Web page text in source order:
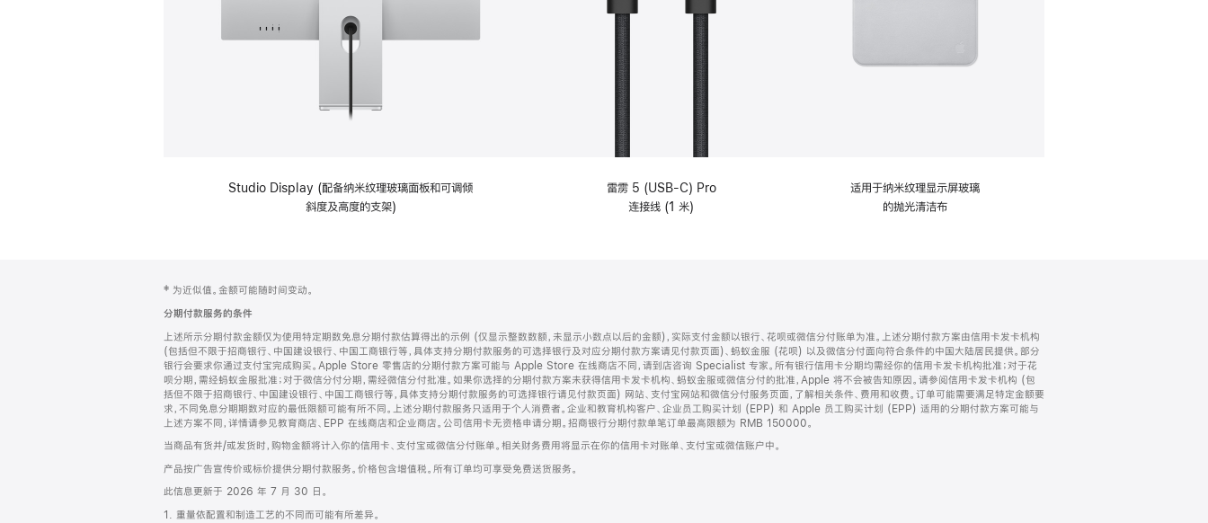
Studio Display (配备纳米纹理玻璃面板和可调倾
斜度及高度的支架)
雷雳 5 (USB-C) Pro
连接线 (1 米)
适用于纳米纹理显示屏玻璃
的抛光清洁布
页
脚
注
‡ 为近似值。金额可能随时间变动。
分期付款服务的条件
上述所示分期付款金额仅为使用特定期数免息分期付款估算得出的示例 (仅显示整数数额，未显示小数点以后的金额)，实际支付金额以银行、花呗或微信分付账单为准。上述分期付款方案由信用卡发卡机构
(包括但不限于招商银行、中国建设银行、中国工商银行等，具体支持分期付款服务的可选择银行及对应分期付款方案请见付款页面)、蚂蚁金服 (花呗) 以及微信分付面向符合条件的中国大陆居民提供。部分
银行会要求你通过支付宝完成购买。Apple Store 零售店的分期付款方案可能与 Apple Store 在线商店不同，请到店咨询 Specialist 专家。所有银行信用卡分期均需经你的信用卡发卡机构批准；对于花
呗分期，需经蚂蚁金服批准；对于微信分付分期，需经微信分付批准。如果你选择的分期付款方案未获得信用卡发卡机构、蚂蚁金服或微信分付的批准，Apple 将不会被告知原因。请参阅信用卡发卡机构 (包
括但不限于招商银行、中国建设银行、中国工商银行等，具体支持分期付款服务的可选择银行请见付款页面) 网站、支付宝网站和微信分付服务页面，了解相关条件、费用和收费。订单可能需要满足特定金额要
求，不同免息分期期数对应的最低限额可能有所不同。上述分期付款服务只适用于个人消费者。企业和教育机构客户、企业员工购买计划 (EPP) 和 Apple 员工购买计划 (EPP) 适用的分期付款方案可能与
上述方案不同，详情请参见教育商店、EPP 在线商店和企业商店。公司信用卡无资格申请分期。招商银行分期付款单笔订单最高限额为 RMB 150000。
当商品有货并/或发货时，购物金额将计入你的信用卡、支付宝或微信分付账单。相关财务费用将显示在你的信用卡对账单、支付宝或微信账户中。
产品按广告宣传价或标价提供分期付款服务。价格包含增值税。所有订单均可享受免费送货服务。
此信息更新于 2026 年 7 月 30 日。
1. 重量依配置和制造工艺的不同而可能有所差异。